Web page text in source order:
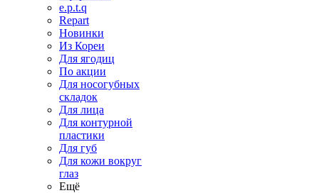
e.p.t.q
Repart
Новинки
Из Кореи
Для ягодиц
По акции
Для носогубных
складок
Для лица
Для контурной
пластики
Для губ
Для кожи вокруг
глаз
Ещё